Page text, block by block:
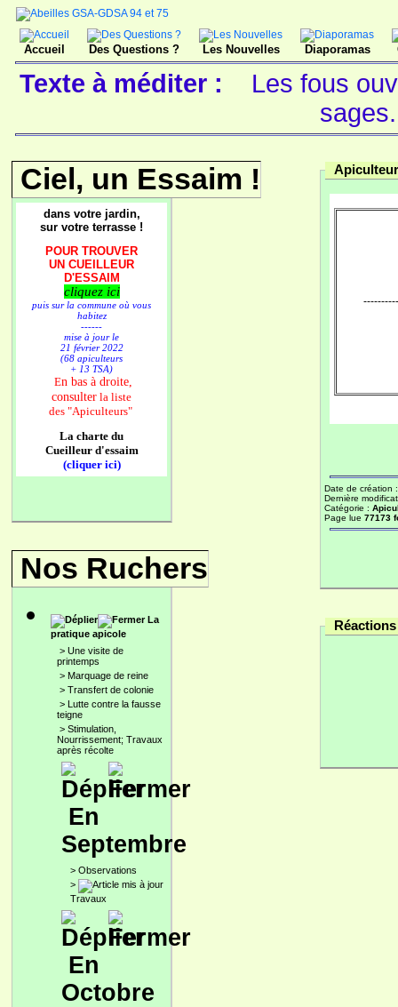
Accueil Des Questions ? Les Nouvelles Diaporamas
Texte à méditer :
Les fous
Ciel, un Essaim !
dans votre jardin,
sur votre terrasse !
POUR TROUVER
UN CUEILLEUR
D'ESSAIM
cliquez ici
puis sur la commune où vous
habitez
------
mise à jour le
21 février 2022
(68 apiculteurs
+ 13 TSA)
En bas à droite,
consulter la liste
des "Apiculteurs"
La charte du
Cueilleur d'essaim
(cliquer ici)
Nos Ruchers
La
pratique apicole
> Une visite de
printemps
> Marquage de reine
> Transfert de colonie
> Lutte contre la fausse
teigne
> Stimulation,
Nourrissement; Travaux
après récolte
En
Septembre
> Observations
>
Travaux
En
Octobre
Date de création
Dernière
Catégorie :
Page lue 77173